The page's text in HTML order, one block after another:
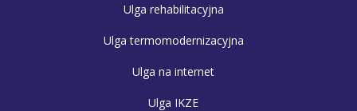
Ulga rehabilitacyjna
Ulga termomodernizacyjna
Ulga na internet
Ulga IKZE